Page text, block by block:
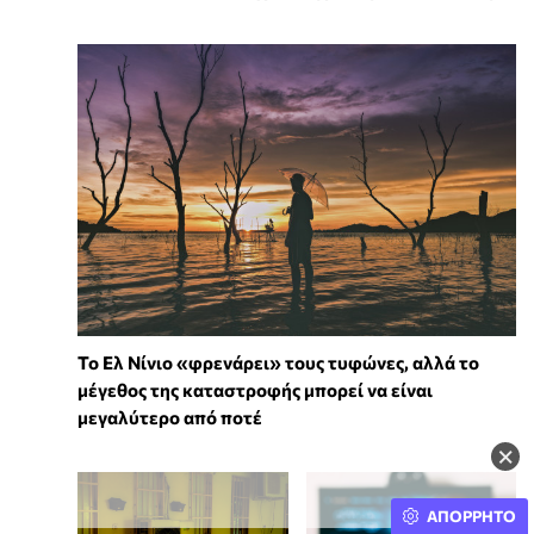
×
άθλιες πρωθυπουργικές ομιλίες
14:26:12
«Παρακολουθήσαμε μία από τις άθλιες,
ηθικά πρωθυπουργικές ομιλίες. Είναι όμως
από τις τελευταίες του οπότε μπορούμε να
κατανοήσουμε την ηθική πάνω από όλα
αθλιότητα», είπε αρχικά η επικεφαλής της
Πλεύσης Ελευθερίας, Ζωή
Κωνσταντοπούλου.
Στο βήμα η Ζωή
Κωνσταντοπούλου
Το Ελ Νίνιο «φρενάρει» τους τυφώνες, αλλά το
μέγεθος της καταστροφής μπορεί να είναι
μεγαλύτερο από ποτέ
ΑΠΟΡΡΗΤΟ